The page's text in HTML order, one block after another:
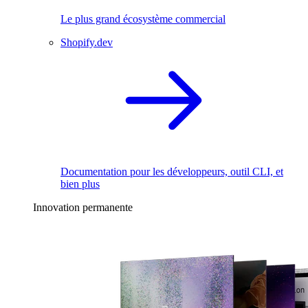
Le plus grand écosystème commercial
Shopify.dev
Documentation pour les développeurs, outil CLI, et
bien plus
Innovation permanente